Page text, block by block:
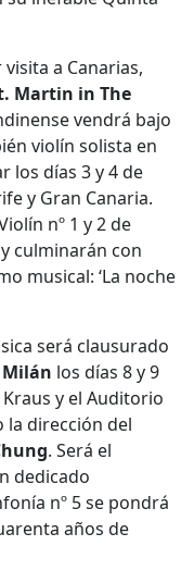
a Canarias,
Martin in The
vendrá bajo
violín solista en
los días 3 y 4 de
y Gran Canaria.
nº 1 y 2 de
culminarán con
musical: ‘La noche
será clausurado
Milán los días 8 y 9
y el Auditorio
la dirección del
. Será el
dedicado
nº 5 se pondrá
años de